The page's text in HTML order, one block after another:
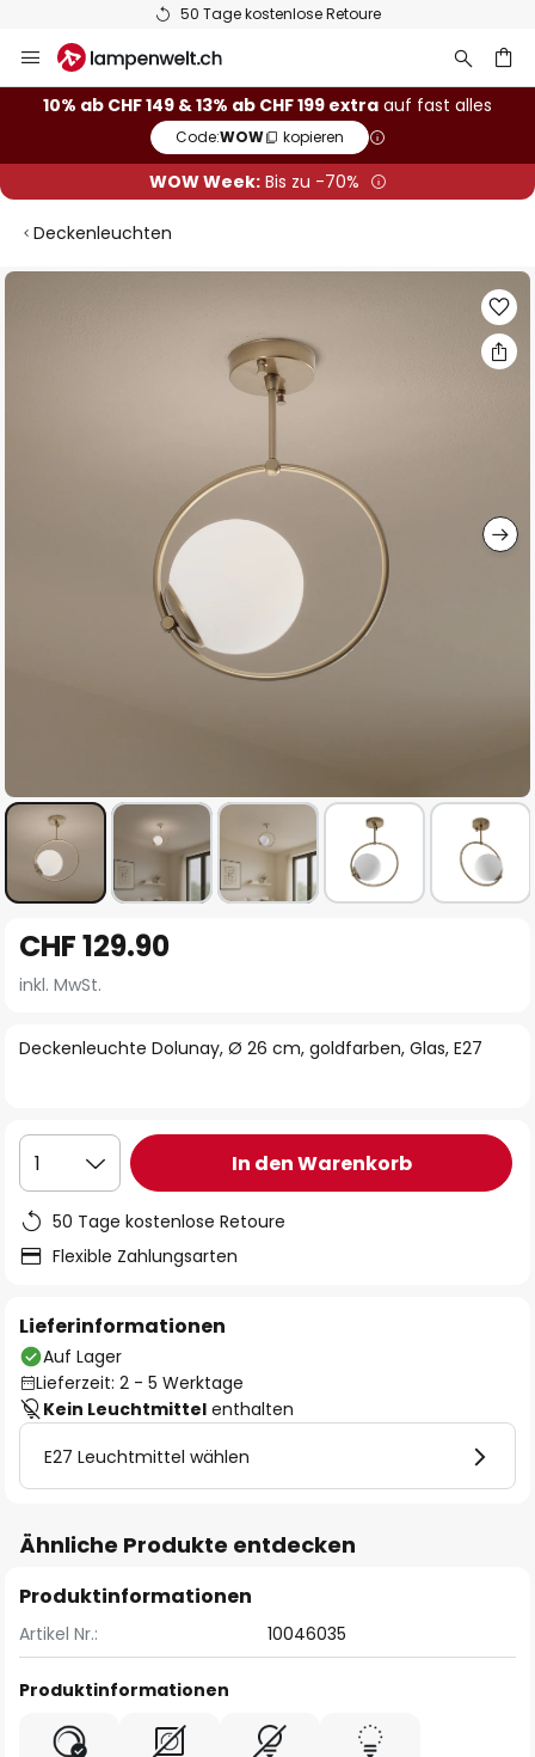
50 Tage kostenlose Retoure
Inhalt
springen
10% ab CHF 149 & 13% ab CHF 199 extra auf fast alles
Code:WOW kopieren
WOW Week:Bis zu -70%
Deckenleuchten
Zum
Anfang
der
springen
Deckenleuchte Dolunay, Ø 26 cm, goldfarben, Glas, E27
CHF 129.90
inkl. MwSt.
1 In den Warenkorb
50 Tage kostenlose Retoure
Flexible Zahlungsarten
Lieferinformationen
Auf Lager
Lieferzeit: 2 - 5 Werktage
Kein Leuchtmittel enthalten
E27 Leuchtmittel wählen
Ähnliche Produkte entdecken
Produktinformationen
Artikel Nr.: 10046035
Produktinformationen